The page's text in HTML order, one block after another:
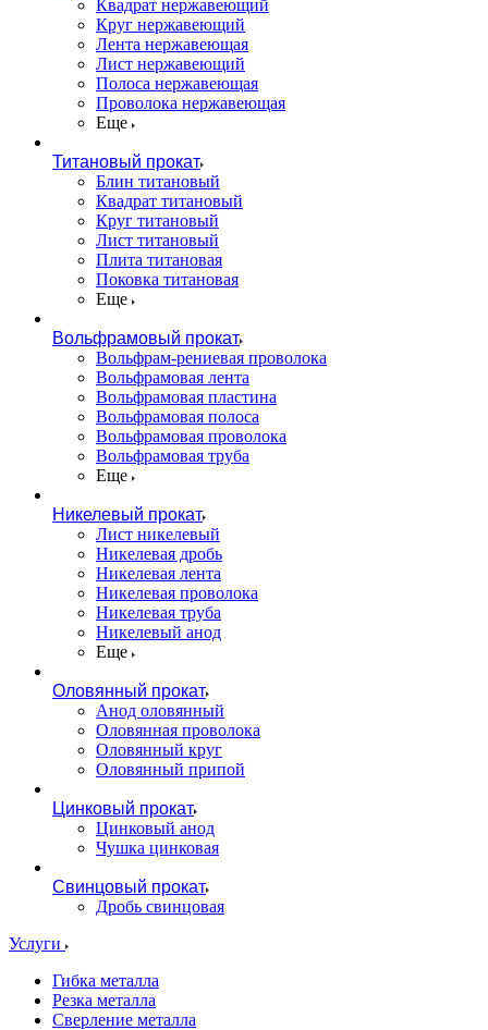
Квадрат нержавеющий
Круг нержавеющий
Лента нержавеющая
Лист нержавеющий
Полоса нержавеющая
Проволока нержавеющая
Еще
Титановый прокат
Блин титановый
Квадрат титановый
Круг титановый
Лист титановый
Плита титановая
Поковка титановая
Еще
Вольфрамовый прокат
Вольфрам-рениевая проволока
Вольфрамовая лента
Вольфрамовая пластина
Вольфрамовая полоса
Вольфрамовая проволока
Вольфрамовая труба
Еще
Никелевый прокат
Лист никелевый
Никелевая дробь
Никелевая лента
Никелевая проволока
Никелевая труба
Никелевый анод
Еще
Оловянный прокат
Анод оловянный
Оловянная проволока
Оловянный круг
Оловянный припой
Цинковый прокат
Цинковый анод
Чушка цинковая
Свинцовый прокат
Дробь свинцовая
Услуги
Гибка металла
Резка металла
Сверление металла